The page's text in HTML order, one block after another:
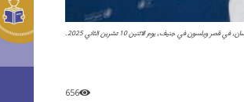
في جنيف، يوم الاثنين 10 تشرين الثاني 2025.
656